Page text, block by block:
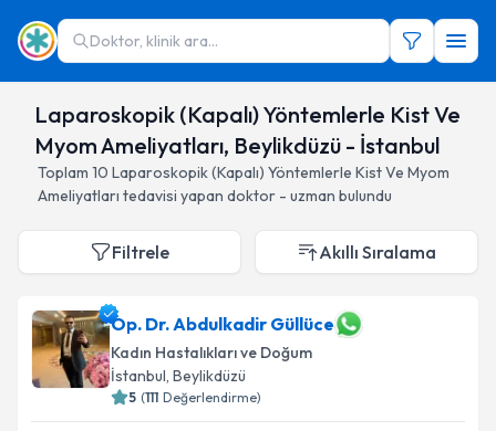
Doktor, klinik ara...
Laparoskopik (Kapalı) Yöntemlerle Kist Ve
Myom Ameliyatları, Beylikdüzü - İstanbul
Toplam 10 Laparoskopik (Kapalı) Yöntemlerle Kist Ve Myom
Ameliyatları tedavisi yapan doktor - uzman bulundu
Filtrele Akıllı Sıralama
Op. Dr. Abdulkadir Güllüce
Kadın Hastalıkları ve Doğum
İstanbul, Beylikdüzü
5 (111 Değerlendirme)